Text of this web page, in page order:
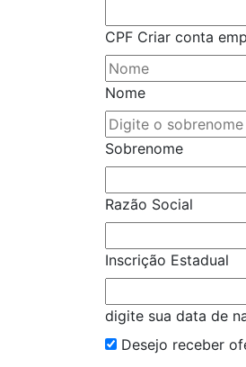
CPF Criar conta
Nome
Sobrenome
Razão Social
Inscrição Estadual
digite sua data de
Desejo receber